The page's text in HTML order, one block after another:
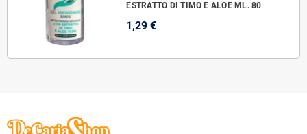
ESTRATTO DI TIMO E ALOE ML. 80
1,29 €